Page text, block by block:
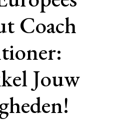
Coach
Jouw